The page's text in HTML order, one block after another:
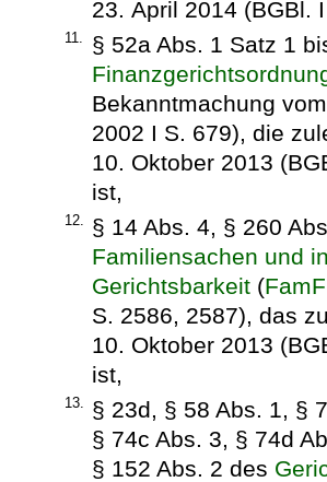
23. April 2014 (BGBl.
11.
§ 52a Abs. 1 Satz 1
Bekanntmachung
2002 I S. 679), die
10. Oktober 2013
ist,
12.
§ 14 Abs. 4, § 260
Familiensachen und
Gerichtsbarkeit(
S. 2586, 2587), das
10. Oktober 2013
ist,
13.
§ 23d, § 58 Abs. 1, §
§ 74c Abs. 3, § 74d
§ 152 Abs. 2 des